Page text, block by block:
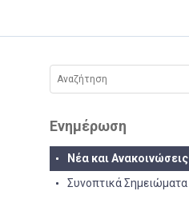
Ενημέρωση
Νέα και Ανακοινώσεις
Συνοπτικά Σημειώματα